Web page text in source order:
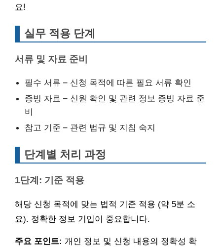
요!
실무 적용 단계
서류 및 자료 준비
필수 서류 – 신청 목적에 따른 필요 서류 확인
증빙 자료 – 신원 확인 및 관련 정보 증빙 자료 준
비
참고 기준 – 관련 법규 및 지침 숙지
단계별 처리 과정
1단계: 기준 적용
해당 신청 목적에 맞는 법적 기준 적용 (약 5분 소
요). 정확한 정보 기입이 중요합니다.
주요 포인트: 개인 정보 및 신청 내용의 정확성 확